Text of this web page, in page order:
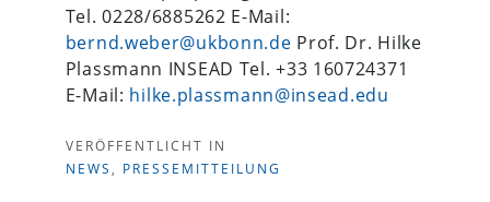
Tel. 0228/6885262 E-Mail:
bernd.weber@ukbonn.de Prof. Dr. Hilke
Plassmann INSEAD Tel. +33 160724371
E-Mail: hilke.plassmann@insead.edu
VERÖFFENTLICHT IN
NEWS , PRESSEMITTEILUNG